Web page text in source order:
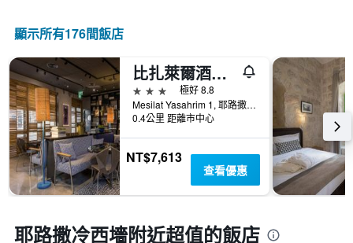
顯示所有176間飯店
比扎萊爾酒店- 阿特拉斯精品酒店
3星級
極好 8.8
Mesilat Yasahrim 1, 耶路撒冷, Jerusalem District, 以色列
0.4公里 距離市中心
NT$7,613
查看優惠
耶路撒冷西墻附近超值的飯店